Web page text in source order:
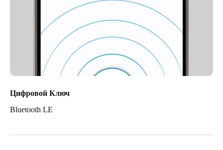
Цифровой Ключ
Bluetooth LE